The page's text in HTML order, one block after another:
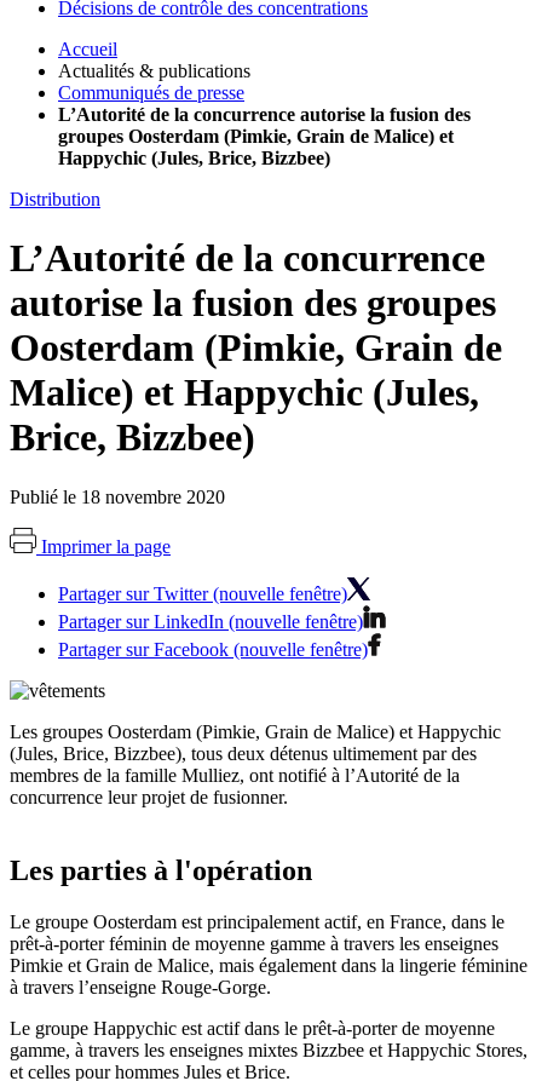
Décisions de contrôle des concentrations
Accueil
Actualités & publications
Communiqués de presse
L’Autorité de la concurrence autorise la fusion des
groupes Oosterdam (Pimkie, Grain de Malice) et
Happychic (Jules, Brice, Bizzbee)
Distribution
L’Autorité de la concurrence
autorise la fusion des groupes
Oosterdam (Pimkie, Grain de
Malice) et Happychic (Jules,
Brice, Bizzbee)
Publié le 18 novembre 2020
Imprimer la page
Partager sur Twitter (nouvelle fenêtre)
Partager sur LinkedIn (nouvelle fenêtre)
Partager sur Facebook (nouvelle fenêtre)
Les groupes Oosterdam (Pimkie, Grain de Malice) et Happychic
(Jules, Brice, Bizzbee), tous deux détenus ultimement par des
membres de la famille Mulliez, ont notifié à l’Autorité de la
concurrence leur projet de fusionner.
Les parties à l'opération
Le groupe Oosterdam est principalement actif, en France, dans le
prêt-à-porter féminin de moyenne gamme à travers les enseignes
Pimkie et Grain de Malice, mais également dans la lingerie féminine
à travers l’enseigne Rouge-Gorge.
Le groupe Happychic est actif dans le prêt-à-porter de moyenne
gamme, à travers les enseignes mixtes Bizzbee et Happychic Stores,
et celles pour hommes Jules et Brice.